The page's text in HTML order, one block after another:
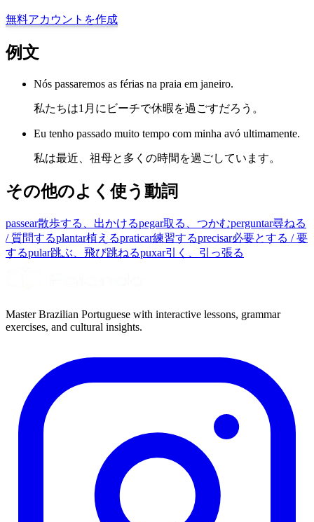
無料アカウントを作成
例文
Nós passaremos as férias na praia em janeiro.
私たちは1月にビーチで休暇を過ごすだろう。
Eu tenho passado muito tempo com minha avó ultimamente.
私は最近、祖母と多くの時間を過ごしています。
その他のよく使う動詞
passear散歩する、出かけるpegar取る、つかむperguntar尋ねる
/ 質問するplantar植えるpraticar練習するprecisar必要とする / 要
するpular跳ぶ、飛び跳ねるpuxar引く、引っ張る
Master Brazilian Portuguese with interactive lessons, grammar
exercises, and cultural insights.